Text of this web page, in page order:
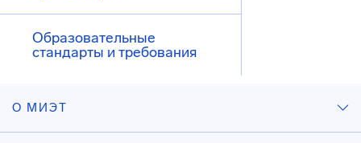
Образовательные
стандарты и требования
О МИЭТ